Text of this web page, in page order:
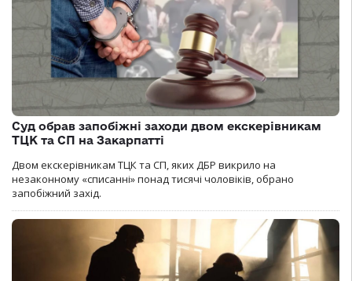
Суд обрав запобіжні заходи двом екскерівникам
ТЦК та СП на Закарпатті
Двом екскерівникам ТЦК та СП, яких ДБР викрило на
незаконному «списанні» понад тисячі чоловіків, обрано
запобіжний захід.